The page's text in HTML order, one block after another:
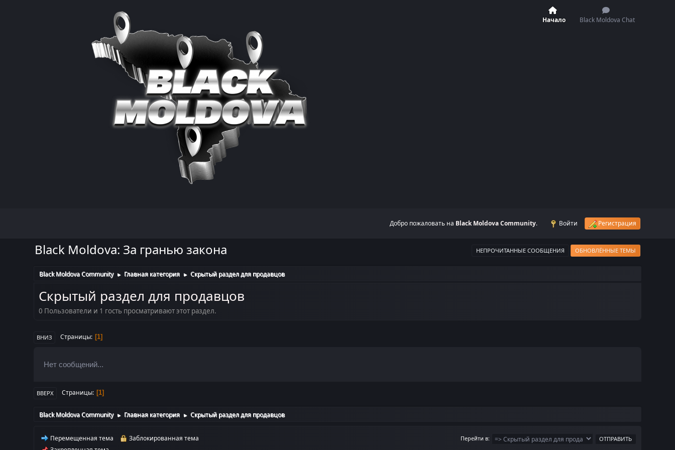
Начало Black Moldova Chat
Добро пожаловать на Black Moldova Community. Войти Регистрация
Black Moldova: За гранью закона НЕПРОЧИТАННЫЕ СООБЩЕНИЯ ОБНОВЛЁННЫЕ ТЕМЫ
Black Moldova Community ► Главная категория ► Скрытый раздел для продавцов
Скрытый раздел для продавцов
0 Пользователи и 1 гость просматривают этот раздел.
ВНИЗ Страницы 1
Нет сообщений...
ВВЕРХ Страницы 1
Black Moldova Community ► Главная категория ► Скрытый раздел для продавцов
Перейти в
Перемещенная тема
Заблокированная тема